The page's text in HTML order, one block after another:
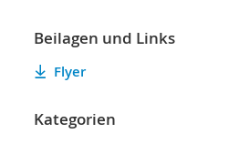
Beilagen und Links
Flyer
Kategorien